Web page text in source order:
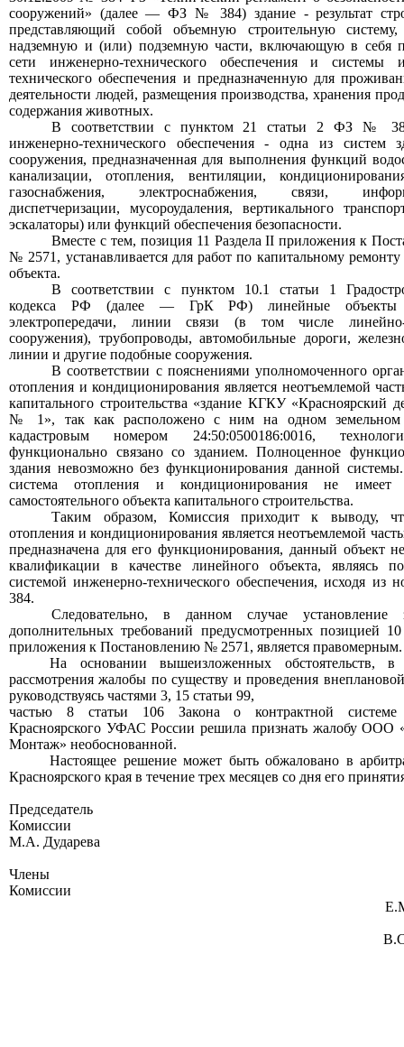
сооружений» (далее — ФЗ № 384) здание - результат
представляющий собой объемную строительную
надземную и (или) подземную части, включающую в себя
сети инженерно-технического обеспечения и системы
технического обеспечения и предназначенную для
деятельности людей, размещения производства, хранения
содержания животных.
В соответствии с пунктом 21 статьи 2 ФЗ №
инженерно-технического обеспечения - одна из систем
сооружения, предназначенная для выполнения функций
канализации, отопления, вентиляции,
газоснабжения, электроснабжения, связи,
диспетчеризации, мусороудаления, вертикального
эскалаторы) или функций обеспечения безопасности.
Вместе с тем, позиция 11 Раздела II приложения к
№ 2571, устанавливается для работ по капитальному
объекта.
В соответствии с пунктом 10.1 статьи 1
кодекса РФ (далее — ГрК РФ) линейные
электропередачи, линии связи (в том числе линейно-
сооружения), трубопроводы, автомобильные дороги,
линии и другие подобные сооружения.
В соответствии с пояснениями уполномоченного
отопления и кондиционирования является неотъемлемой
капитального строительства «здание КГКУ «Красноярский
№ 1», так как расположено с ним на одном земельном
кадастровым номером 24:50:0500186:0016,
функционально связано со зданием. Полноценное
здания невозможно без функционирования данной
система отопления и кондиционирования не имеет
самостоятельного объекта капитального строительства.
Таким образом, Комиссияприходит к выводу,
отопления и кондиционирования является неотъемлемой
предназначена для его функционирования, данный объект
квалификации в качестве линейного объекта, являясь
системой инженерно-технического обеспечения,исходя из
384.
Следовательно, в данном случае установление
дополнительных требований предусмотренных позицией 10
приложения к Постановлению № 2571 , является правомерным.
На основании вышеизложенных обстоятельств, в
рассмотрения жалобы по существу и проведения
руководствуясь частями 3, 15 статьи 99,
частью 8 статьи 106Закона о контрактной системе
Красноярского УФАС России решила признать жалобу ООО
Монтаж» необоснованной.
Настоящее решение может быть обжаловано в
Красноярского края в течение трех месяцев со дня его
Председатель
Комиссии
М.А. Дударева
Члены
Комиссии